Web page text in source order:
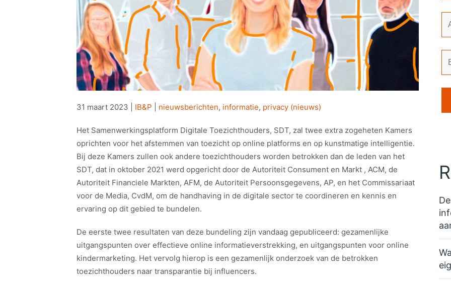
31 maart 2023 IB&P nieuwsberichten, informatie, privacy (nieuws)
Het Samenwerkingsplatform Digitale Toezichthouders, SDT, zal twee extra zogeheten Kamers
oprichten voor het afstemmen van toezicht op online platforms en op kunstmatige intelligentie.
Bij deze Kamers zullen ook andere toezichthouders worden betrokken dan de leden van het
SDT, dat in oktober 2021 werd opgericht door de Autoriteit Consument en Markt , ACM, de
Autoriteit Financiele Markten, AFM, de Autoriteit Persoonsgegevens, AP, en het Commissariaat
voor de Media, CvdM, om de handhaving in de digitale sector te coordineren en kennis en
ervaring op dit gebied te bundelen.
De eerste twee resultaten van deze bundeling zijn vandaag gepubliceerd: gezamenlijke
uitgangspunten over effectieve online informatieverstrekking, en uitgangspunten voor online
kindermarketing. Het vervolg hierop is een gezamenlijk onderzoek van de betrokken
toezichthouders naar transparantie bij influencers.